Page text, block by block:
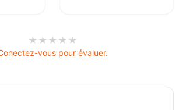
★ ★ ★ ★ ★
vous pour évaluer.